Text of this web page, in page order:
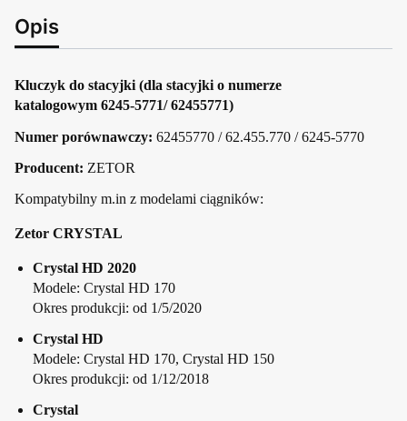
Opis
Kluczyk do stacyjki (dla stacyjki o numerze
katalogowym 6245-5771/ 62455771)
Numer porównawczy: 62455770 / 62.455.770 / 6245-5770
Producent: ZETOR
Kompatybilny m.in z modelami ciągników:
Zetor CRYSTAL
Crystal HD 2020
Modele: Crystal HD 170
Okres produkcji: od 1/5/2020
Crystal HD
Modele: Crystal HD 170, Crystal HD 150
Okres produkcji: od 1/12/2018
Crystal